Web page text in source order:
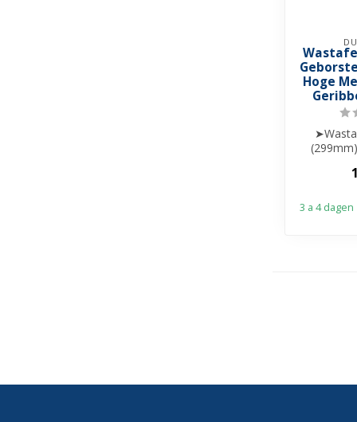
Hoge
➤
➤
3 a 4 dagen